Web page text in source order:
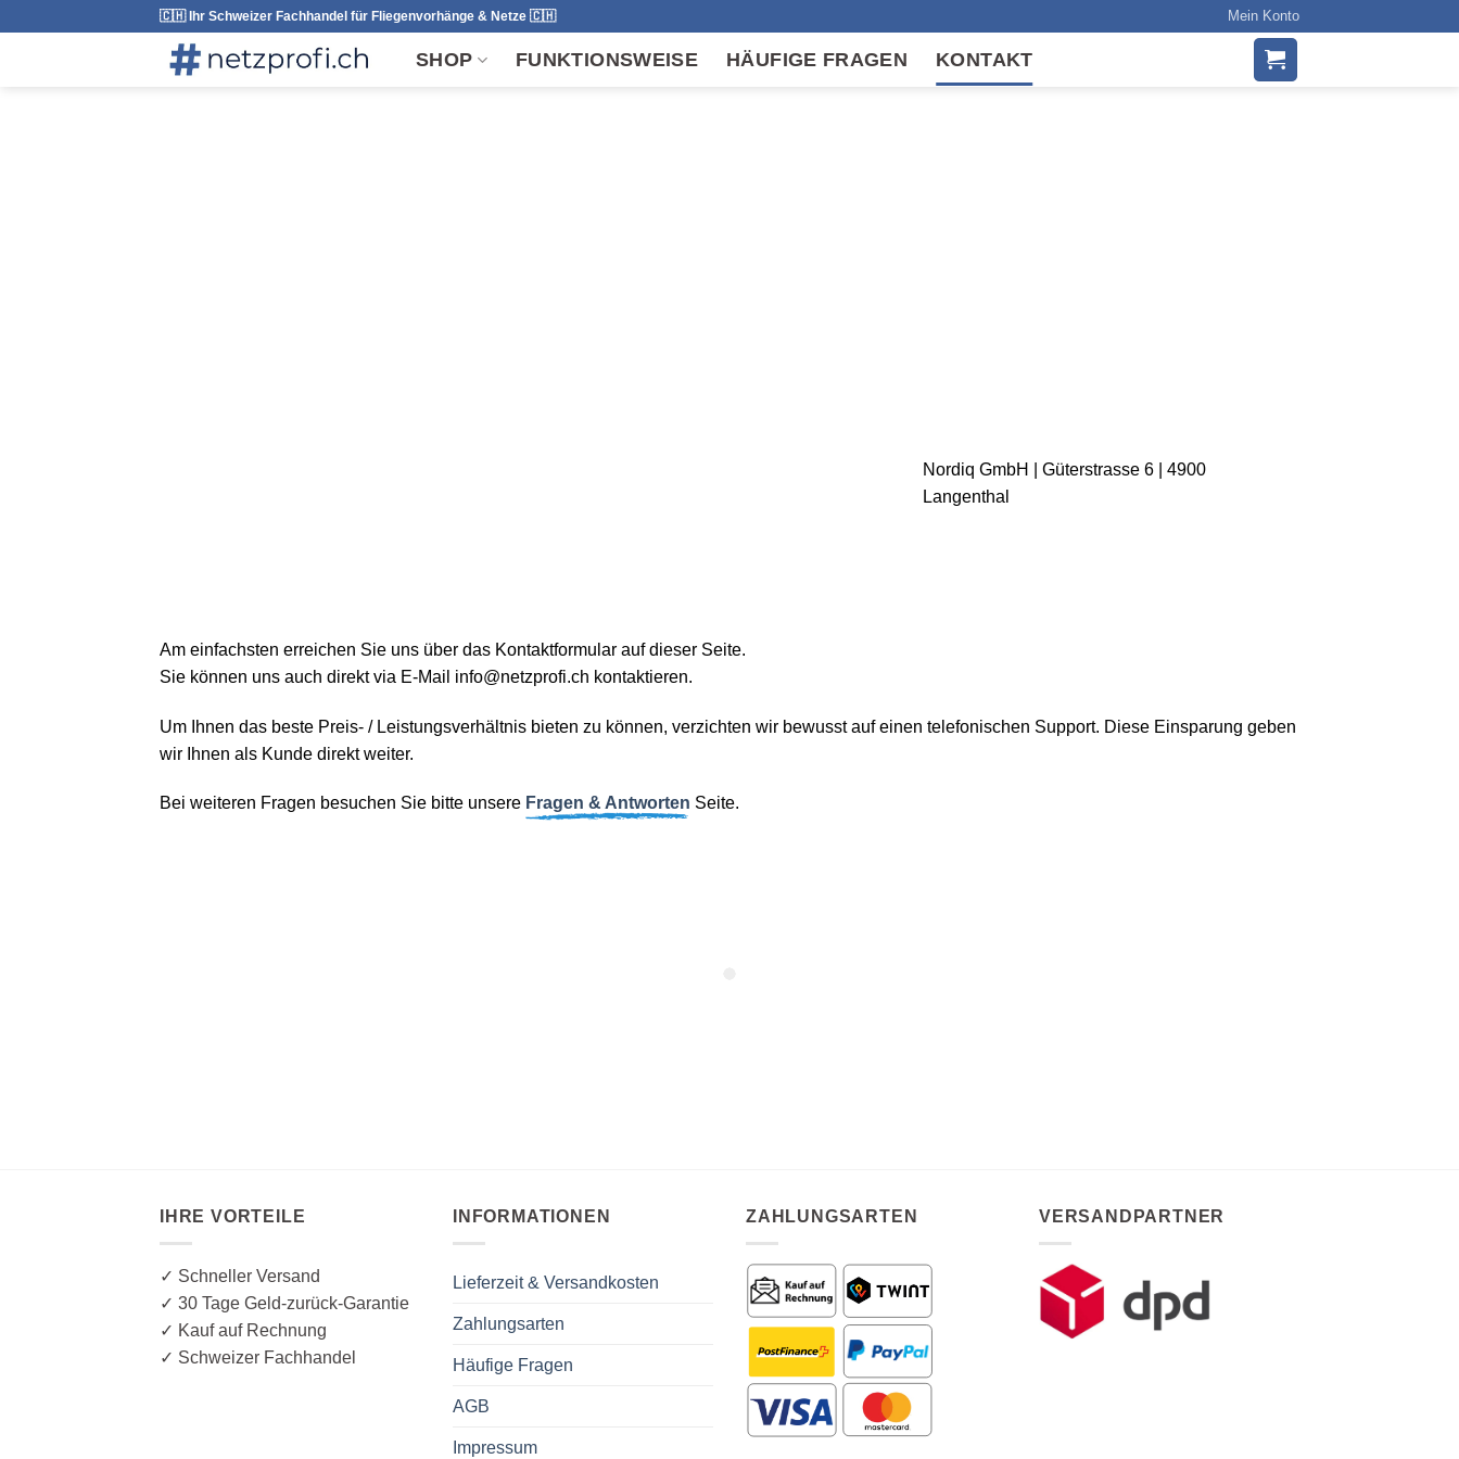
🇨🇭 Ihr Schweizer Fachhandel für Fliegenvorhänge & Netze 🇨🇭 Mein Konto
SHOP FUNKTIONSWEISE HÄUFIGE FRAGEN KONTAKT
Nordiq GmbH | Güterstrasse 6 | 4900
Langenthal
Am einfachsten erreichen Sie uns über das Kontaktformular auf dieser Seite.
Sie können uns auch direkt via E-Mail info@netzprofi.ch kontaktieren.
Um Ihnen das beste Preis- / Leistungsverhältnis bieten zu können, verzichten wir bewusst auf einen telefonischen Support. Diese Einsparung geben
wir Ihnen als Kunde direkt weiter.
Bei weiteren Fragen besuchen Sie bitte unsere Fragen & Antworten Seite.
IHRE VORTEILE
✓ Schneller Versand
✓ 30 Tage Geld-zurück-Garantie
✓ Kauf auf Rechnung
✓ Schweizer Fachhandel
INFORMATIONEN
Lieferzeit & Versandkosten
Zahlungsarten
Häufige Fragen
AGB
Impressum
ZAHLUNGSARTEN VERSANDPARTNER